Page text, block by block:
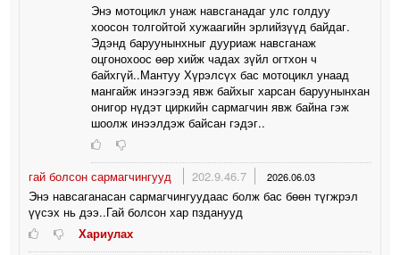
Энэ мотоцикл унаж навсганадаг улс голдуу
хоосон толгойтой хужаагийн эрлийзүүд байдаг.
Эдэнд баруунынхныг дууриаж навсганаж
оцгонохоос өөр хийж чадах зүйл огтхон ч
байхгүй..Мантуу Хүрэлсүх бас мотоцикл унаад
мангайж инээгээд явж байхыг харсан баруунынхан
онигор нүдэт циркийн сармагчин явж байна гэж
шоолж инээлдэж байсан гэдэг..
гай болсон сармагчингууд 202.9.46.7 2026.06.03
Энэ навсаганасан сармагчингуудаас болж бас бөөн түгжрэл
үүсэх нь дээ..Гай болсон хар пзданууд
Хариулах